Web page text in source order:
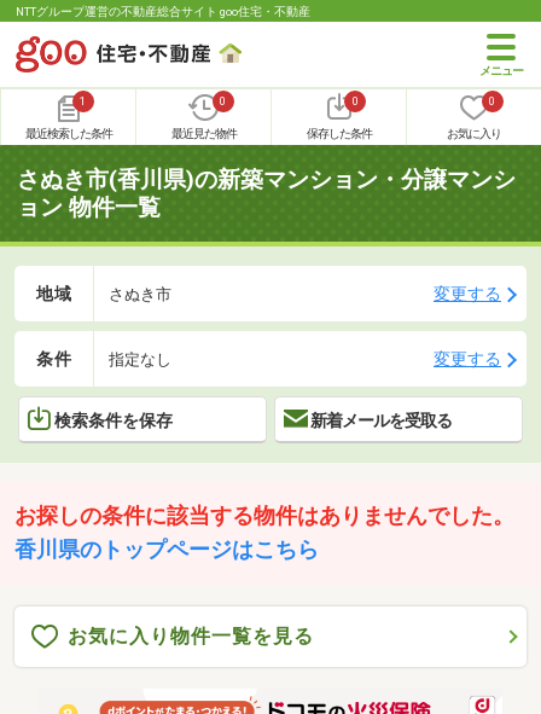
NTTグループ運営の不動産総合サイト goo住宅・不動産
1
最近検索した条件
0
最近見た物件
0
保存した条件
0
お気に入り
さぬき市(香川県)の新築マンション・分譲マンシ
ョン 物件一覧
地域 さぬき市 変更する
条件 指定なし 変更する
検索条件を保存 新着メールを受取る
お探しの条件に該当する物件はありませんでした。
香川県のトップページはこちら
お気に入り物件一覧を見る